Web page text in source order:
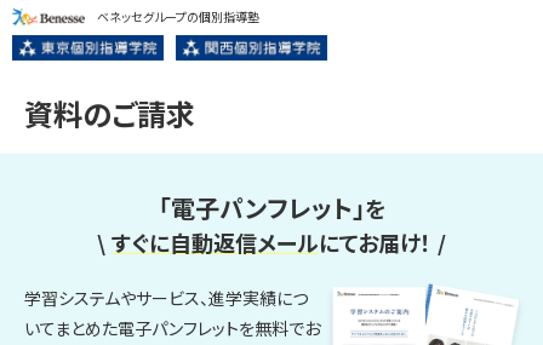
ベネッセグループの個別指導塾
資料のご請求
「電子パンフレット」を
\ すぐに自動返信メールにてお届け！ /
学習システムやサービス、進学実績につ
いてまとめた電子パンフレットを無料でお